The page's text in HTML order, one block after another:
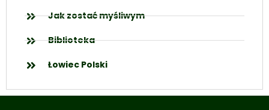
Jak zostać myśliwym
Biblioteka
Łowiec Polski